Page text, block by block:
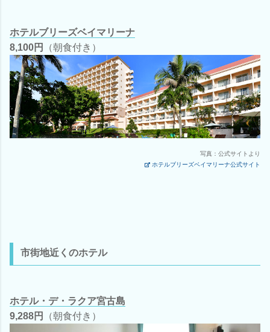
ホテルブリーズベイマリーナ
8,100円
（朝食付き）
写真：公式サイトより
ホテルブリーズベイマリーナ公式サイト
市街地近くのホテル
ホテル・デ・ラクア宮古島
9,288円
（朝食付き）